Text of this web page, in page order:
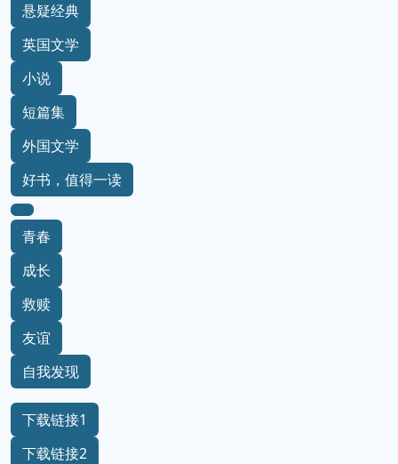
悬疑经典
英国文学
小说
短篇集
外国文学
好书，值得一读
青春
成长
救赎
友谊
自我发现
下载链接1
下载链接2